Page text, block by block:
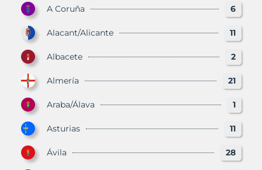
A Coruña 6
Alacant/Alicante 11
Albacete 2
Almería 21
Araba/Álava 1
Asturias 11
Ávila 28